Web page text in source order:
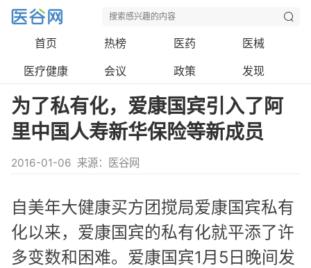
首页 热榜 医药
医械
医疗健康
会议 政策 发现
为了私有化，爱康国宾引入了阿
里中国人寿新华保险等新成员
2016-01-06 来源：医谷网
自美年大健康买方团搅局爱康国宾私有
化以来，爱康国宾的私有化就平添了许
多变数和困难。爱康国宾1月5日晚间发